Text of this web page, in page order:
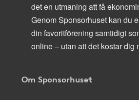
det en utmaning att få
Genom Sponsorhuset kan du
din favoritförening samtidigt
online – utan att det kostar dig
Om Sponsorhuset